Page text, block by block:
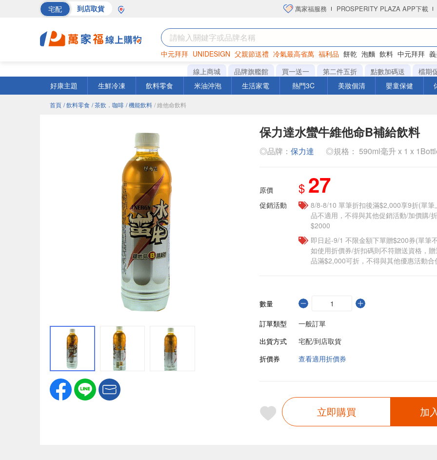
宅配 到店取貨 萬家福服務 PROSPERITY PLAZA APP下載
中元拜拜 UNIDESIGN 父親節送禮 冷氣最高省萬 福利品 餅乾 泡麵 飲料 中元拜拜
罐頭 海苔 洋芋片
線上商城 品牌旗艦館 買一送一 第二件五折 點數加碼送
檔期
好康主題
生鮮冷凍 飲料零食 米油沖泡 生活家電 熱門3C 美妝個清 嬰童保健
首頁 / 飲料零食 / 茶飲．咖啡 / 機能飲料 / 維他命飲料
保力達水蠻牛維他命B補給飲料
◎品牌： 保力達 ◎規格： 590ml毫升 x 1 x
原價 $ 27
促銷活動
8/8-8/10 單筆折扣後滿$2,000享9折(單
品不適用，不得與其他促銷活動/加價購/
$2000
即日起-9/1 不限金額下單贈$200券(單筆
如使用折價券/折扣碼則不符贈送資格，
品滿$2,000可折，不得與其他優惠活動合
數量
訂單類型
一般訂單
出貨方式
宅配/到店取貨
折價券
查看適用折價券
立即購買 加